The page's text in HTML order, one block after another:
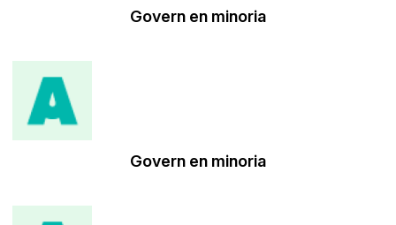
Govern en minoria
Govern en minoria